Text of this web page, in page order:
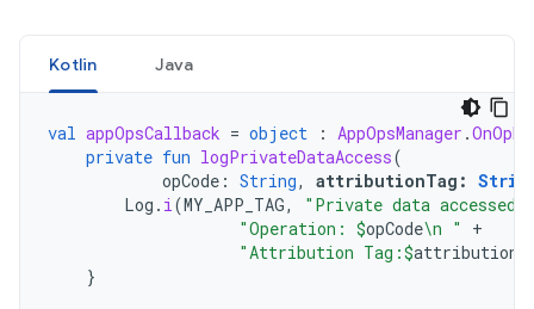
Kotlin Java
val appOpsCallback = object : AppOpsManager .
private fun logPrivateDataAccess(
opCode : String, attributionTag :
Log . i(MY_APP_TAG,
"Private data
"Operation: $opCode\n "
+
"Attribution Tag:$
}